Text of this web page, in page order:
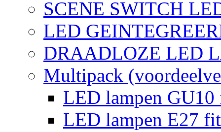
SCENE SWITCH
LED
DRAADLOZE LED
Multipack
LED lampen
LED lampen E27